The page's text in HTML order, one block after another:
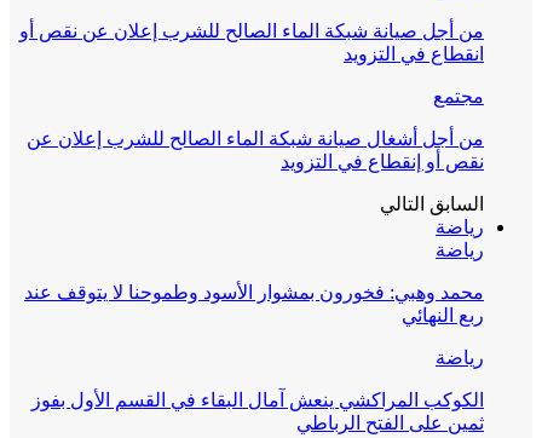
من أجل صيانة شبكة الماء الصالح للشرب إعلان عن نقص أو
انقطاع في التزويد
مجتمع
من أجل أشغال صيانة شبكة الماء الصالح للشرب إعلان عن
نقص أو إنقطاع في التزويد
السابق التالي
رياضة
رياضة
محمد وهبي: فخورون بمشوار الأسود وطموحنا لا يتوقف عند
ربع النهائي
رياضة
الكوكب المراكشي ينعش آمال البقاء في القسم الأول بفوز
ثمين على الفتح الرباطي